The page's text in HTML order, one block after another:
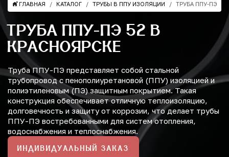
ГЛАВНАЯ КАТАЛОГ ТРУБЫ В ППУ ИЗОЛЯЦИИ ТРУБА ППУ-ПЭ
ТРУБА ППУ-ПЭ 52 В
КРАСНОЯРСКЕ
Труба ППУ-ПЭ представляет собой стальной
трубопровод с пенополиуретановой (ППУ) изоляцией и
полиэтиленовым (ПЭ) защитным покрытием. Такая
конструкция обеспечивает отличную теплоизоляцию,
долговечность и защиту от коррозии, что делает трубы
ППУ-ПЭ востребованными для систем отопления,
водоснабжения и теплоснабжения.
ИНДИВИДУАЛЬНЫЙ ЗАКАЗ